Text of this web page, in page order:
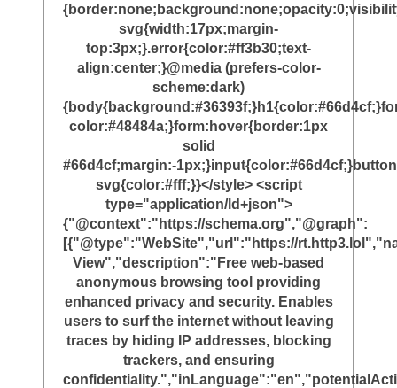
svg{width:17px;margin-
top:3px;}.error{color:#ff3b30;text-
align:center;}@media (prefers-color-
scheme:dark)
color:#48484a;}form:hover{border:1px
solid
#66d4cf;margin:-1px;}input{color:#66d4cf;}button
svg{color:#fff;}}</style> <script
type="application/ld+json">
{"@context":"https://schema.org","@graph":
[{"@type":"WebSite","url":"https://
View","description":"Free web-based
anonymous browsing tool providing
enhanced privacy and security. Enables
users to surf the internet without leaving
traces by hiding IP addresses, blocking
trackers, and ensuring